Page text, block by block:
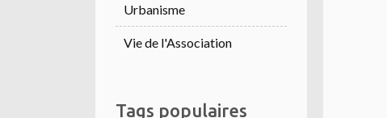
Urbanisme
Vie de l'Association
Tags populaires